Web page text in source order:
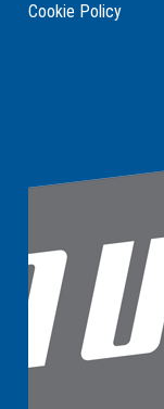
Cookie Policy